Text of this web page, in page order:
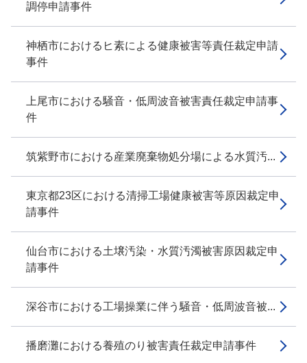
調停申請事件
神栖市におけるヒ素による健康被害等責任裁定申請
事件
上尾市における騒音・低周波音被害責任裁定申請事
件
筑紫野市における産業廃棄物処分場による水質汚...
東京都23区における清掃工場健康被害等原因裁定申
請事件
仙台市における土壌汚染・水質汚濁被害原因裁定申
請事件
深谷市における工場操業に伴う騒音・低周波音被...
播磨灘における養殖のり被害責任裁定申請事件